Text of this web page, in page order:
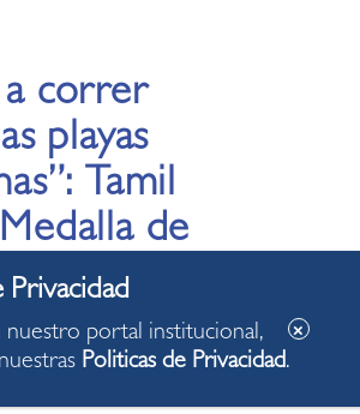
a correr
playas
Tamil
de
Up
nuestro portal institucional,
Politicas de Privacidad.